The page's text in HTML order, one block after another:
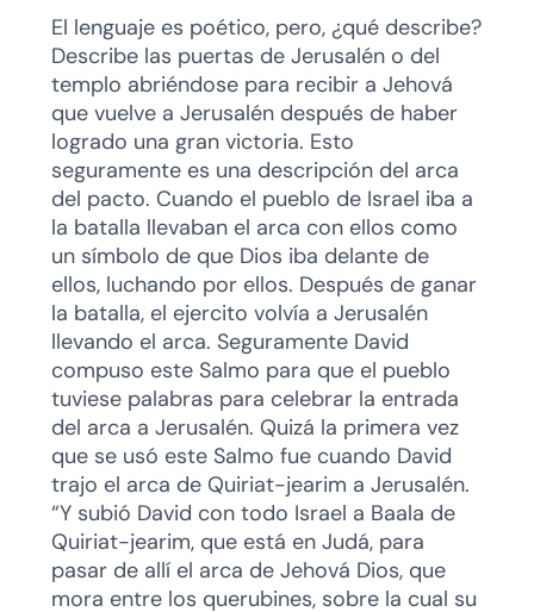
El lenguaje es poético, pero, ¿qué describe?
Describe las puertas de Jerusalén o del
templo abriéndose para recibir a Jehová
que vuelve a Jerusalén después de haber
logrado una gran victoria. Esto
seguramente es una descripción del arca
del pacto. Cuando el pueblo de Israel iba a
la batalla llevaban el arca con ellos como
un símbolo de que Dios iba delante de
ellos, luchando por ellos. Después de ganar
la batalla, el ejercito volvía a Jerusalén
llevando el arca. Seguramente David
compuso este Salmo para que el pueblo
tuviese palabras para celebrar la entrada
del arca a Jerusalén. Quizá la primera vez
que se usó este Salmo fue cuando David
trajo el arca de Quiriat-jearim a Jerusalén.
“Y subió David con todo Israel a Baala de
Quiriat-jearim, que está en Judá, para
pasar de allí el arca de Jehová Dios, que
mora entre los querubines, sobre la cual su